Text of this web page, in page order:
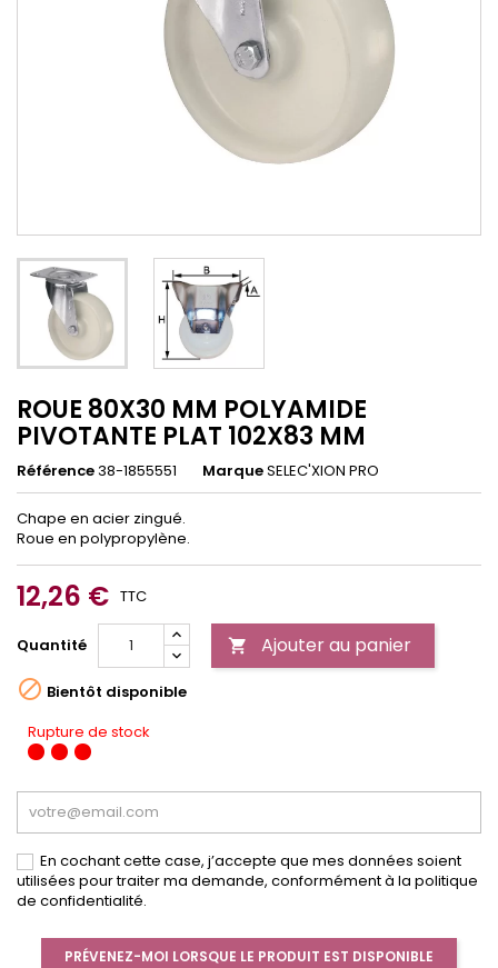
ROUE 80X30 MM POLYAMIDE
PIVOTANTE PLAT 102X83 MM
Référence38-1855551 MarqueSELEC'XION PRO
Chape en acier zingué.
Roue en polypropylène.
12,26 € TTC
Quantité  Ajouter au panier
 Bientôt disponible
Rupture de stock
En cochant cette case, j’accepte que mes données soient
utilisées pour traiter ma demande, conformément à la politique
de confidentialité.
PRÉVENEZ-MOI LORSQUE LE PRODUIT EST DISPONIBLE